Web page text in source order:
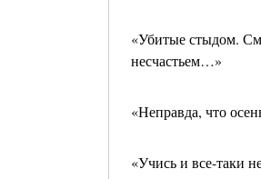
«Убитые стыдом.
несчастьем…»
«Неправда, что
«Учись и все-таки